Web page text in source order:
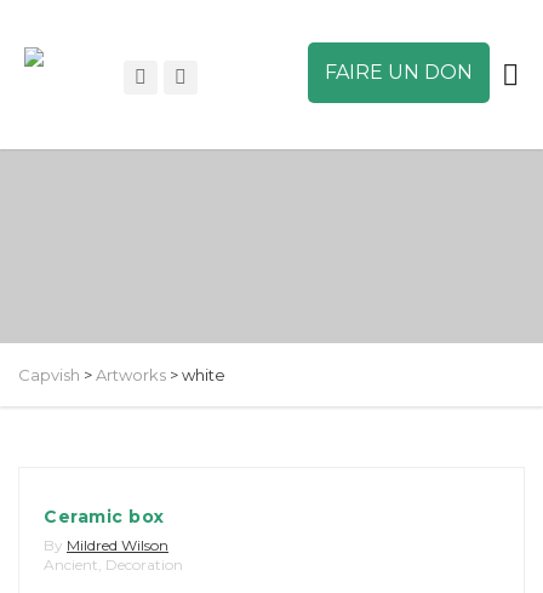
FAIRE UN DON
Capvish >Artworks >white
Ceramic box
By Mildred Wilson
Ancient, Decoration